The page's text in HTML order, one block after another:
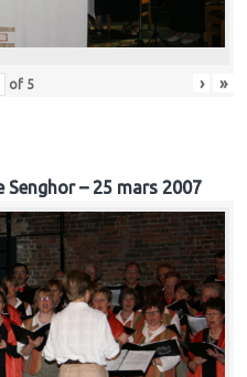
of 5 › »
Senghor – 25 mars 2007